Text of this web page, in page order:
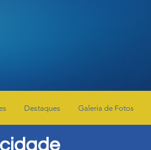
Destaques Galeria de Fotos